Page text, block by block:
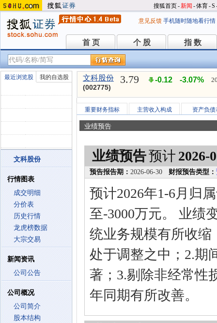
搜狐首页-新闻 -体育-S
意见反馈 手机随时随地看行情
首 页
首 页 个 股
个 股 指 数
指 数
最近浏览股 我的自选股
文科股份
行情图表
成交明细
分价表
历史行情
龙虎榜数据
大宗交易
新闻资讯
公司公告
公司概况
公司简介
股本结构
文科股份
(002775)
3.79 -0.12 -3.07%
重要财务指标 主营收入构成 资产负债
业绩预告
业绩预告预计 2026-
预告报告期： 2026-06-30 财报预告类型：
预计2026年1-6月归
至-3000万元。 业绩
统业务规模有所收
处于调整之中；2.期
著；3.剔除非经常性
年同期有所改善。